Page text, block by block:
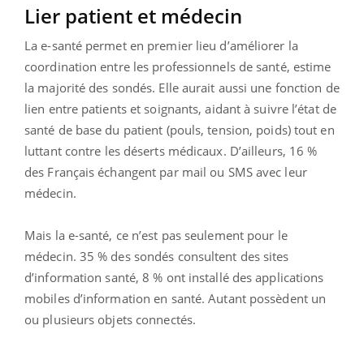
Lier patient et médecin
La e-santé permet en premier lieu d’améliorer la
coordination entre les professionnels de santé, estime
la majorité des sondés. Elle aurait aussi une fonction de
lien entre patients et soignants, aidant à suivre l’état de
santé de base du patient (pouls, tension, poids) tout en
luttant contre les déserts médicaux. D’ailleurs, 16 %
des Français échangent par mail ou SMS avec leur
médecin.
Mais la e-santé, ce n’est pas seulement pour le
médecin. 35 % des sondés consultent des sites
d’information santé, 8 % ont installé des applications
mobiles d’information en santé. Autant possèdent un
ou plusieurs objets connectés.